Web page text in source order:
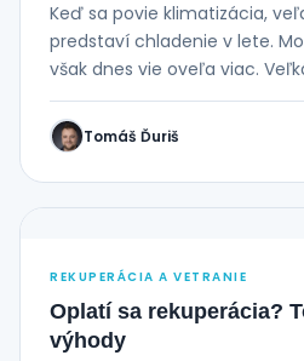
Keď sa povie klimatizácia,
predstaví chladenie v lete.
však dnes vie oveľa viac.
Tomáš Ďuriš
REKUPERÁCIA A VETRANIE
Oplatí sa rekuperácia?
výhody